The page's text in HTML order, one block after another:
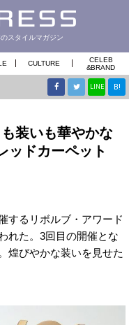
スタイルマガジン
CULTURE
CELEB
&BRAND
LINE B!
装いも華やかな
ッドカーペット
するリボルブ・アワード
れた。3回目の開催とな
煌びやかな装いを見せた